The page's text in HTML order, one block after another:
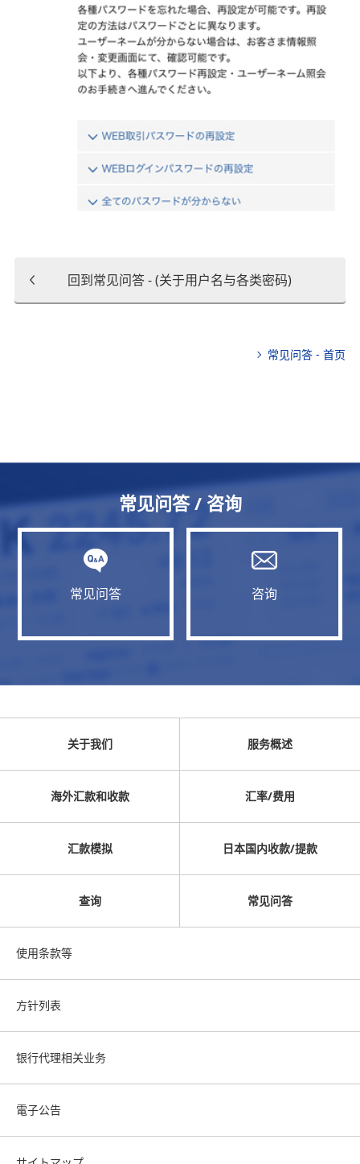
回到常见问答 - (关于用户名与各类密码)
常见问答 - 首页
常见问答 / 咨询
常见问答 咨询
关于我们 服务概述
海外汇款和收款 汇率/费用
汇款模拟 日本国内收款/提款
查询 常见问答
使用条款等
方针列表
银行代理相关业务
電子公告